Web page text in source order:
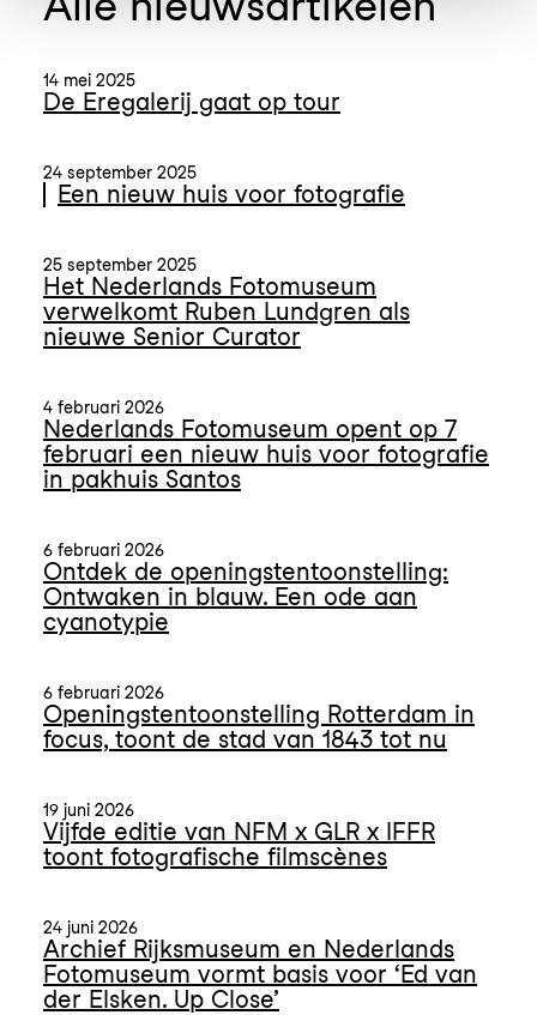
14 mei 2025
De Eregalerij gaat op tour
24 september 2025
Een nieuw huis voor fotografie
25 september 2025
Het Nederlands Fotomuseum
verwelkomt Ruben Lundgren als
nieuwe Senior Curator
4 februari 2026
Nederlands Fotomuseum opent op 7
februari een nieuw huis voor fotografie
in pakhuis Santos
6 februari 2026
Ontdek de openingstentoonstelling:
Ontwaken in blauw. Een ode aan
cyanotypie
6 februari 2026
Openingstentoonstelling Rotterdam in
focus, toont de stad van 1843 tot nu
19 juni 2026
Vijfde editie van NFM x GLR x IFFR
toont fotografische filmscènes
24 juni 2026
Archief Rijksmuseum en Nederlands
Fotomuseum vormt basis voor ‘Ed van
der Elsken. Up Close’